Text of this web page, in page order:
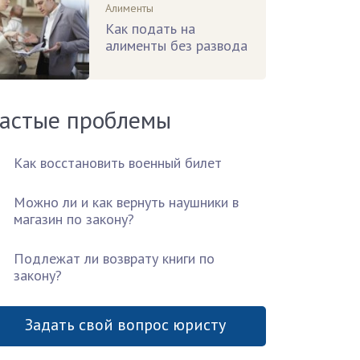
Алименты
Как подать на
алименты без развода
проблемы
Как восстановить военный билет
Можно ли и как вернуть наушники в
магазин по закону?
Подлежат ли возврату книги по
закону?
Задать свой вопрос юристу